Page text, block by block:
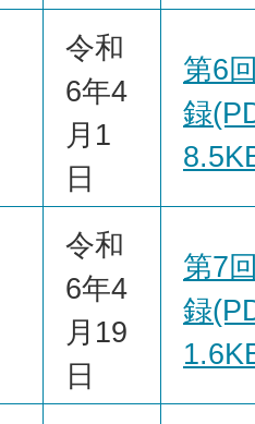
令和
6年4
月1
日
第6
録
令和
6年4
月19
日
第7
録